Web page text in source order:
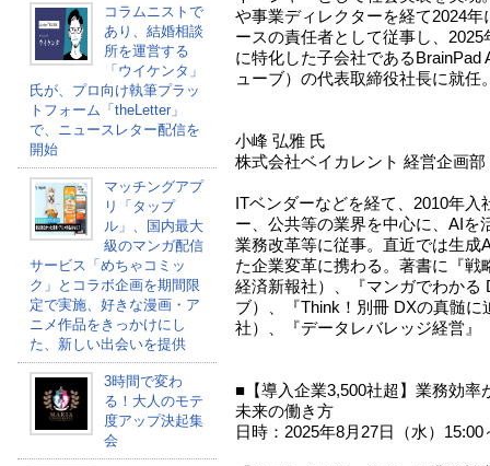
コラムニストで
あり、結婚相談
所を運営する
「ウイケンタ」
氏が、プロ向け執筆プラッ
トフォーム「theLetter」
で、ニュースレター配信を
開始
マッチングアプ
リ「タップ
ル」、国内最大
級のマンガ配信
サービス「めちゃコミッ
ク」とコラボ企画を期間限
定で実施、好きな漫画・ア
ニメ作品をきっかけにし
た、新しい出会いを提供
3時間で変わ
る！大人のモテ
度アップ決起集
会
や事業ディレクターを経て2024
ースの責任者として従事し、
に特化した子会社であるBrainPad
ューブ）の代表取締役社長に就任
小峰 弘雅 氏
株式会社ベイカレント 経営企画
ITベンダーなどを経て、2010年入
ー、公共等の業界を中心に、AIを
業務改革等に従事。直近では生成
た企業変革に携わる。著書に『戦
経済新報社）、『マンガでわかる
ブ）、『Think！別冊 DXの真髄
社）、『データレバレッジ経営』
■【導入企業3,500社超】業務効率
未来の働き方
日時：2025年8月27日（水）15:00